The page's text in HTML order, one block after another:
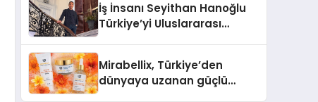
İş İnsanı Seyithan Hanoğlu
Türkiye’yi Uluslararası
Mirabellix, Türkiye’den
dünyaya uzanan güçlü